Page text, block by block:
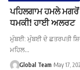
ਪਹਿਲਗਾਮ ਹਮਲੇ
ਧਮਕੀ! ਹਾਈ ਅਲਰਟ
ਮੁੰਬਈ: ਮੁੰਬਈ ਦੇ ਛਤਰਪਤੀ
ਮਹਿਲ…
Global Team May 17,